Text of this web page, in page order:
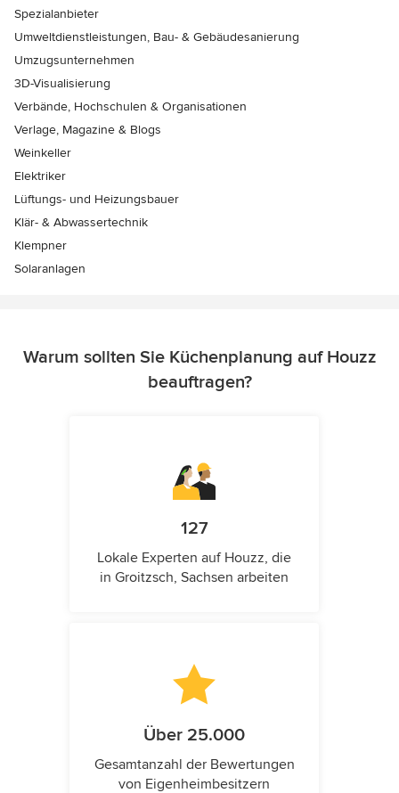
Spezialanbieter
Umweltdienstleistungen, Bau- & Gebäudesanierung
Umzugsunternehmen
3D-Visualisierung
Verbände, Hochschulen & Organisationen
Verlage, Magazine & Blogs
Weinkeller
Elektriker
Lüftungs- und Heizungsbauer
Klär- & Abwassertechnik
Klempner
Solaranlagen
Warum sollten Sie Küchenplanung auf Houzz
beauftragen?
127
Lokale Experten auf Houzz, die
in Groitzsch, Sachsen arbeiten
Über 25.000
Gesamtanzahl der Bewertungen
von Eigenheimbesitzern